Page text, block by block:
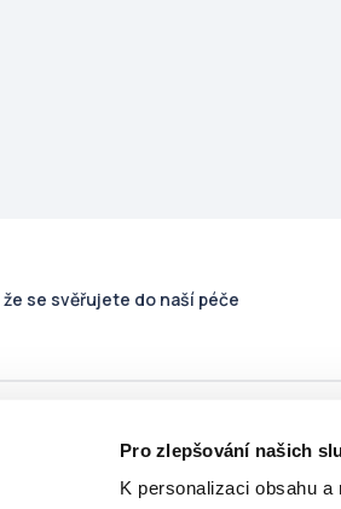
Pro zlepšování našich
K personalizaci obsahu
že se svěřujete do naší péče
potíží s aplikací kontaktujte podporu
zavolejte na telefonní číslo 226 226